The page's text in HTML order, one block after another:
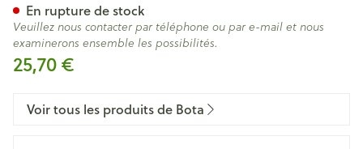
25,70 €
En rupture de stock
Veuillez nous contacter par téléphone ou par e-mail et nous
examinerons ensemble les possibilités.
Voir tous les produits de Bota